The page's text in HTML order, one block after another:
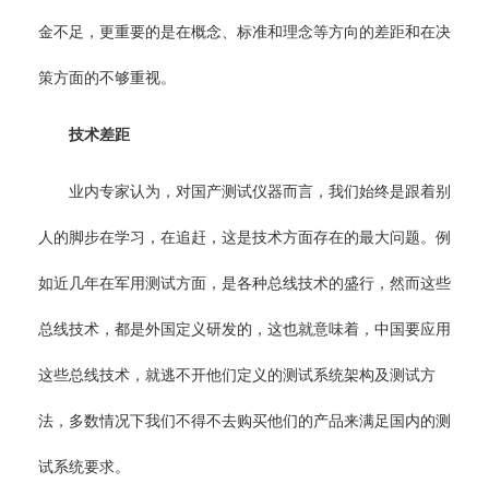
金不足，更重要的是在概念、标准和理念等方向的差距和在决
策方面的不够重视。
技术差距
业内专家认为，对国产测试仪器而言，我们始终是跟着别
人的脚步在学习，在追赶，这是技术方面存在的最大问题。例
如近几年在军用测试方面，是各种总线技术的盛行，然而这些
总线技术，都是外国定义研发的，这也就意味着，中国要应用
这些总线技术，就逃不开他们定义的测试系统架构及测试方
法，多数情况下我们不得不去购买他们的产品来满足国内的测
试系统要求。